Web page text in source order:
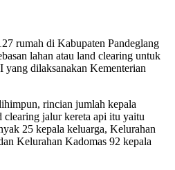
rumah di Kabupaten Pandeglang
lahan atau land clearing untuk
yang dilaksanakan Kementerian
rincian jumlah kepala
clearing jalur kereta api itu yaitu
25 kepala keluarga, Kelurahan
Kelurahan Kadomas 92 kepala